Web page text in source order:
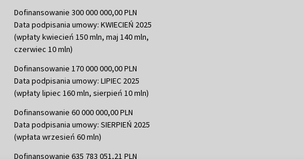
Dofinansowanie 300 000 000,00 PLN
Data podpisania umowy: KWIECIEŃ 2025
(wpłaty kwiecień 150 mln, maj 140 mln,
czerwiec 10 mln)
Dofinansowanie 170 000 000,00 PLN
Data podpisania umowy: LIPIEC 2025
(wpłaty lipiec 160 mln, sierpień 10 mln)
Dofinansowanie 60 000 000,00 PLN
Data podpisania umowy: SIERPIEŃ 2025
(wpłata wrzesień 60 mln)
Dofinansowanie 635 783 051,21 PLN